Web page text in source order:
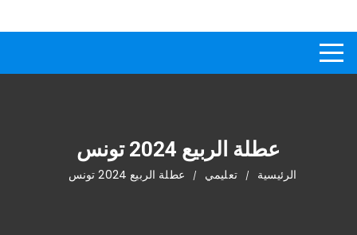
المحتوى
عطلة الربيع 2024 تونس
الرئيسية تعليمي عطلة الربيع 2024 تونس